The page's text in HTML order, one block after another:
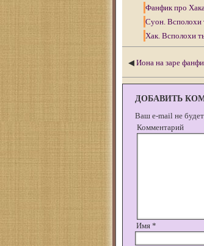
Фанфик про
Суон. Всполохи
Хак. Всполохи
◀ Иона на заре
ДОБАВИТЬ
Ваш e-mail не
Комментарий
Имя *